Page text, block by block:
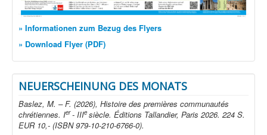
» Informationen zum Bezug des Flyers
» Download Flyer (PDF)
NEUERSCHEINUNG DES MONATS
Baslez, M. – F. (2026), Histoire des premières communautés
chrétiennes. Ier- IIIe siècle. Éditions Tallandier, Paris 2026. 224 S.
EUR 10,- (ISBN 979-10-210-6766-0).